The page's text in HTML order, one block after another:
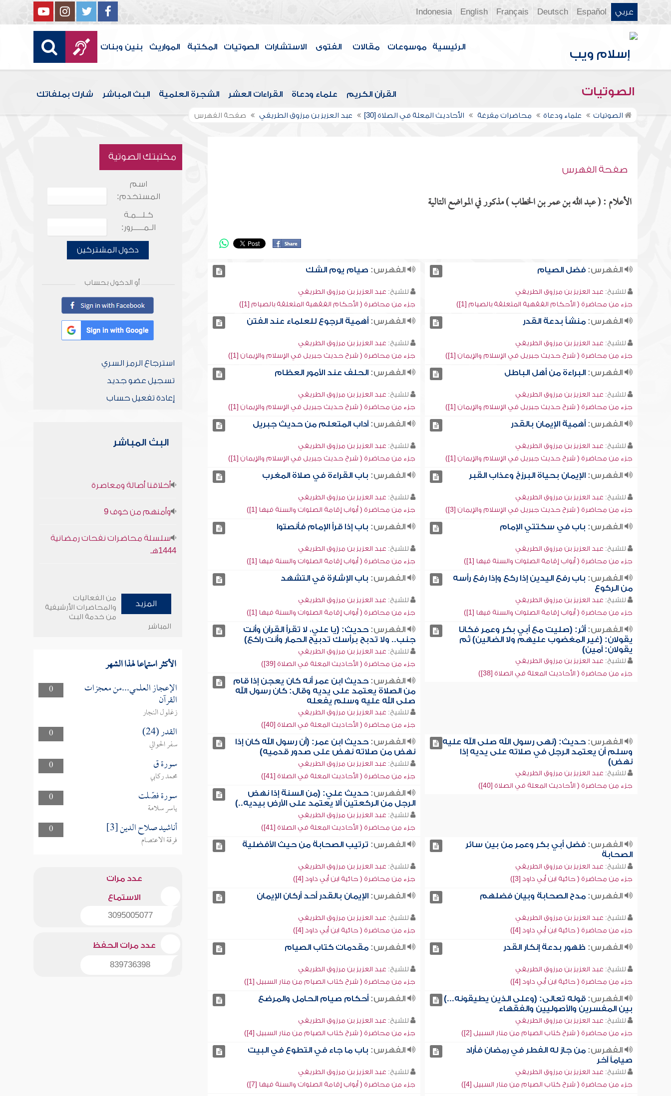
عربي Español
Deutsch
Français
English
Indonesia
الرئيسية موسوعات مقالات الفتوى الاستشارات الصوتيات المكتبة المواريث بنين وبنات
الصوتيات القرآن الكريم علماء ودعاة القراءات العشر الشجرة العلمية البث المباشر شارك بملفاتك
الصوتيات علماء ودعاة محاضرات مفرغة الأحاديث المعلة في الصلاة [30] عبد العزيز بن مرزوق الطريفي صفحة الفهرس
صفحة الفهرس
الأعلام : ( عبد الله بن عمر بن الخطاب ) مذكور في المواضع التالية
الفهرس:فضل الصيام
للشيخ: عبد العزيز بن مرزوق الطريفي
جزء من محاضرة ( الأحكام الفقهية المتعلقة بالصيام [1])
الفهرس: صيام يوم الشك
للشيخ: عبد العزيز بن مرزوق الطريفي
جزء من محاضرة ( الأحكام الفقهية المتعلقة بالصيام [1])
الفهرس:منشأ بدعة القدر
للشيخ: عبد العزيز بن مرزوق الطريفي
جزء من محاضرة ( شرح حديث جبريل في الإسلام والإيمان [1])
الفهرس: أهمية الرجوع للعلماء عند الفتن
للشيخ: عبد العزيز بن مرزوق الطريفي
جزء من محاضرة ( شرح حديث جبريل في الإسلام والإيمان [1])
الفهرس:البراءة من أهل الباطل
للشيخ: عبد العزيز بن مرزوق الطريفي
جزء من محاضرة ( شرح حديث جبريل في الإسلام والإيمان [1])
الفهرس: الحلف عند الأمور العظام
للشيخ: عبد العزيز بن مرزوق الطريفي
جزء من محاضرة ( شرح حديث جبريل في الإسلام والإيمان [1])
الفهرس:أهمية الإيمان بالقدر
للشيخ: عبد العزيز بن مرزوق الطريفي
جزء من محاضرة ( شرح حديث جبريل في الإسلام والإيمان [1])
الفهرس: آداب المتعلم من حديث جبريل
للشيخ: عبد العزيز بن مرزوق الطريفي
جزء من محاضرة ( شرح حديث جبريل في الإسلام والإيمان [1])
الفهرس:الإيمان بحياة البرزخ وعذاب القبر
للشيخ: عبد العزيز بن مرزوق الطريفي
جزء من محاضرة ( شرح حديث جبريل في الإسلام والإيمان [3])
الفهرس: باب القراءة في صلاة المغرب
للشيخ: عبد العزيز بن مرزوق الطريفي
جزء من محاضرة ( أبواب إقامة الصلوات والسنة فيها [1])
الفهرس: باب في سكتتي الإمام
للشيخ: عبد العزيز بن مرزوق الطريفي
جزء من محاضرة ( أبواب إقامة الصلوات والسنة فيها [1])
الفهرس: باب إذا قرأ الإمام فأنصتوا
للشيخ: عبد العزيز بن مرزوق الطريفي
جزء من محاضرة ( أبواب إقامة الصلوات والسنة فيها [1])
الفهرس: باب رفع اليدين إذا ركع وإذا رفع رأسه
من الركوع
للشيخ: عبد العزيز بن مرزوق الطريفي
جزء من محاضرة ( أبواب إقامة الصلوات والسنة فيها [1])
الفهرس: باب الإشارة في التشهد
للشيخ: عبد العزيز بن مرزوق الطريفي
جزء من محاضرة ( أبواب إقامة الصلوات والسنة فيها [1])
الفهرس:أثر: (صليت مع أبي بكر وعمر فكانا
يقولان: (غير المغضوب عليهم ولا الضالين) ثم
يقولان: آمين)
للشيخ: عبد العزيز بن مرزوق الطريفي
جزء من محاضرة ( الأحاديث المعلة في الصلاة [38])
الفهرس: حديث: (يا علي، لا تقرأ القرآن وأنت
جنب.. ولا تدبح برأسك تدبيح الحمار وأنت راكع)
للشيخ: عبد العزيز بن مرزوق الطريفي
جزء من محاضرة ( الأحاديث المعلة في الصلاة [39])
الفهرس: حديث ابن عمر أنه كان يعجن إذا قام
من الصلاة يعتمد على يديه وقال: كان رسول الله
صلى الله عليه وسلم يفعله
للشيخ: عبد العزيز بن مرزوق الطريفي
جزء من محاضرة ( الأحاديث المعلة في الصلاة [40])
الفهرس:حديث: (نهى رسول الله صلى الله عليه
وسلم أن يعتمد الرجل في صلاته على يديه إذا
نهض)
للشيخ: عبد العزيز بن مرزوق الطريفي
جزء من محاضرة ( الأحاديث المعلة في الصلاة [40])
الفهرس: حديث ابن عمر: (أن رسول الله كان إذا
نهض من صلاته نهض على صدور قدميه)
للشيخ: عبد العزيز بن مرزوق الطريفي
جزء من محاضرة ( الأحاديث المعلة في الصلاة [41])
الفهرس: حديث علي: (من السنة إذا نهض
الرجل من الركعتين ألا يعتمد على الأرض بيديه..)
للشيخ: عبد العزيز بن مرزوق الطريفي
جزء من محاضرة ( الأحاديث المعلة في الصلاة [41])
الفهرس:فضل أبي بكر وعمر من بين سائر
الصحابة
للشيخ: عبد العزيز بن مرزوق الطريفي
جزء من محاضرة ( حائية ابن أبي داود [3])
الفهرس: ترتيب الصحابة من حيث الأفضلية
للشيخ: عبد العزيز بن مرزوق الطريفي
جزء من محاضرة ( حائية ابن أبي داود [4])
الفهرس:مدح الصحابة وبيان فضلهم
للشيخ: عبد العزيز بن مرزوق الطريفي
جزء من محاضرة ( حائية ابن أبي داود [4])
الفهرس: الإيمان بالقدر أحد أركان الإيمان
للشيخ: عبد العزيز بن مرزوق الطريفي
جزء من محاضرة ( حائية ابن أبي داود [4])
الفهرس: ظهور بدعة إنكار القدر
للشيخ: عبد العزيز بن مرزوق الطريفي
جزء من محاضرة ( حائية ابن أبي داود [4])
الفهرس: مقدمات كتاب الصيام
للشيخ: عبد العزيز بن مرزوق الطريفي
جزء من محاضرة ( شرح كتاب الصيام من منار السبيل [1])
الفهرس:قوله تعالى: (وعلى الذين يطيقونه...)
بين المفسرين والأصوليين والفقهاء
للشيخ: عبد العزيز بن مرزوق الطريفي
جزء من محاضرة ( شرح كتاب الصيام من منار السبيل [2])
الفهرس: أحكام صيام الحامل والمرضع
للشيخ: عبد العزيز بن مرزوق الطريفي
جزء من محاضرة ( شرح كتاب الصيام من منار السبيل [4])
الفهرس:من جاز له الفطر في رمضان فأراد
صياماً آخر
للشيخ: عبد العزيز بن مرزوق الطريفي
جزء من محاضرة ( شرح كتاب الصيام من منار السبيل [4])
الفهرس: باب ما جاء في التطوع في البيت
للشيخ: عبد العزيز بن مرزوق الطريفي
جزء من محاضرة ( أبواب إقامة الصلوات والسنة فيها [7])
مكتبتك الصوتية
اسم
المستخدم:
كـلـــمـة
الـمـــــرور:
دخول المشتركين
أو الدخول بحساب
استرجاع الرمز السري
تسجيل عضو جديد
إعادة تفعيل حساب
البث المباشر
أخلاقنا أصالة ومعاصرة
وأمنهم من خوف 9
سلسلة محاضرات نفحات رمضانية
1444هـ
المزيد
من الفعاليات
والمحاضرات الأرشيفية
من خدمة البث
المباشر
الأكثر استماعا لهذا الشهر
0 الإعجاز العلمي...من معجزات
القرآن
زغلول النجار
0
القدر (24)
سفر الحوالي
0
سورة ق
محمد ركابي
0
سورة فصّلت
ياسر سلامة
0
أناشيد صلاح الدين [3]
فرقة الاعتصام
عدد مرات
الاستماع
3095005077
عدد مرات الحفظ
839736398